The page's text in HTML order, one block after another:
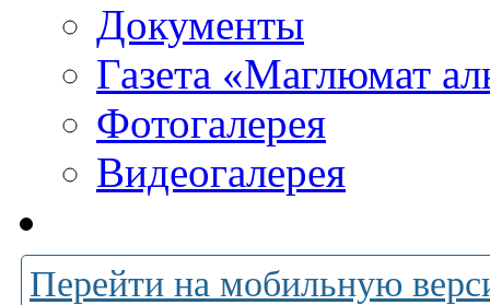
Документы
Газета «Маглюмат
Фотогалерея
Видеогалерея
Перейти на мобильную